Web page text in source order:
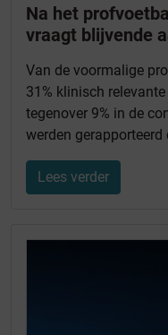
Na het
vraagt blijvende
Van de voormalige
31% klinisch
tegenover 9% in de
werden gerapporteerd
Lees verder